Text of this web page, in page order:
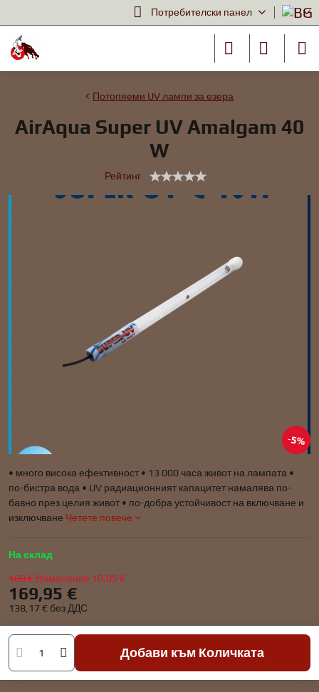
Потребителски панел
5%
Потопяеми UV лампи за езера
AirAqua Super UV Amalgam 40
W
Рейтинг
• много висока ефективност • 13 000 часа живот на лампата •
по-бистра вода • UV радиационният капацитет намалява по-
бавно през целия живот • по-добра устойчивост на включване и
изключване Четете повече
На склад
180 € Намаление 10,05 €
169,95 €
138,17 € без ДДС
Добави към Количката